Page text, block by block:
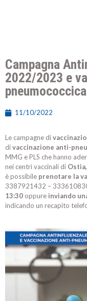
Campagna
2022/2023 e
pneumococcica
11/10/2022
Le campagne di
divaccinazione anti-
MMG e PLS che hanno
nei centri vaccinali di
è possibile prenotare la
3387921432 –
13:30 oppure inviando
indicando un recapito